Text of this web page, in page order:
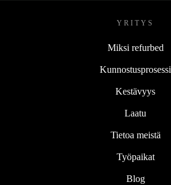
YRITYS
Miksi refurbed
Kunnostusprosessi
Kestävyys
Laatu
Tietoa meistä
Työpaikat
Blog